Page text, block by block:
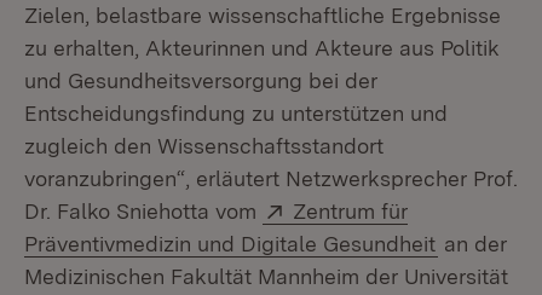
Zielen, belastbare wissenschaftliche Ergebnisse
zu erhalten, Akteurinnen und Akteure aus Politik
und Gesundheitsversorgung bei der
Entscheidungsfindung zu unterstützen und
zugleich den Wissenschaftsstandort
voranzubringen“, erläutert Netzwerksprecher Prof.
Dr. Falko Sniehotta vom
Extern:
Zentrum für
Präventivmedizin und Digitale Gesundheit (Öffnet in
an der
Medizinischen Fakultät Mannheim der Universität